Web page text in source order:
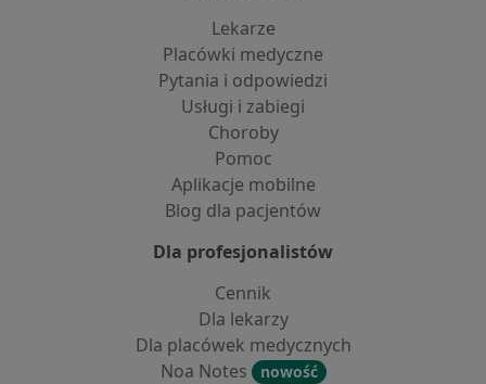
Lekarze
Placówki medyczne
Pytania i odpowiedzi
Usługi i zabiegi
Choroby
Pomoc
Aplikacje mobilne
Blog dla pacjentów
Dla profesjonalistów
Cennik
Dla lekarzy
Dla placówek medycznych
Noa Notes
nowość